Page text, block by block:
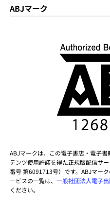
ABJマーク
ABJマークは、この電子書店・電子
テンツ使用許諾を得た正規版配信サ
番号 第6091713号）です。ABJマー
ービスの一覧は、 一般社団法人電子
ください。